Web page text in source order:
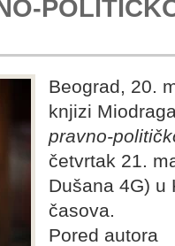
Beograd, 20.
knjizi
pravno-
četvrtak 21.
Dušana 4G) u
časova.
Pored autora